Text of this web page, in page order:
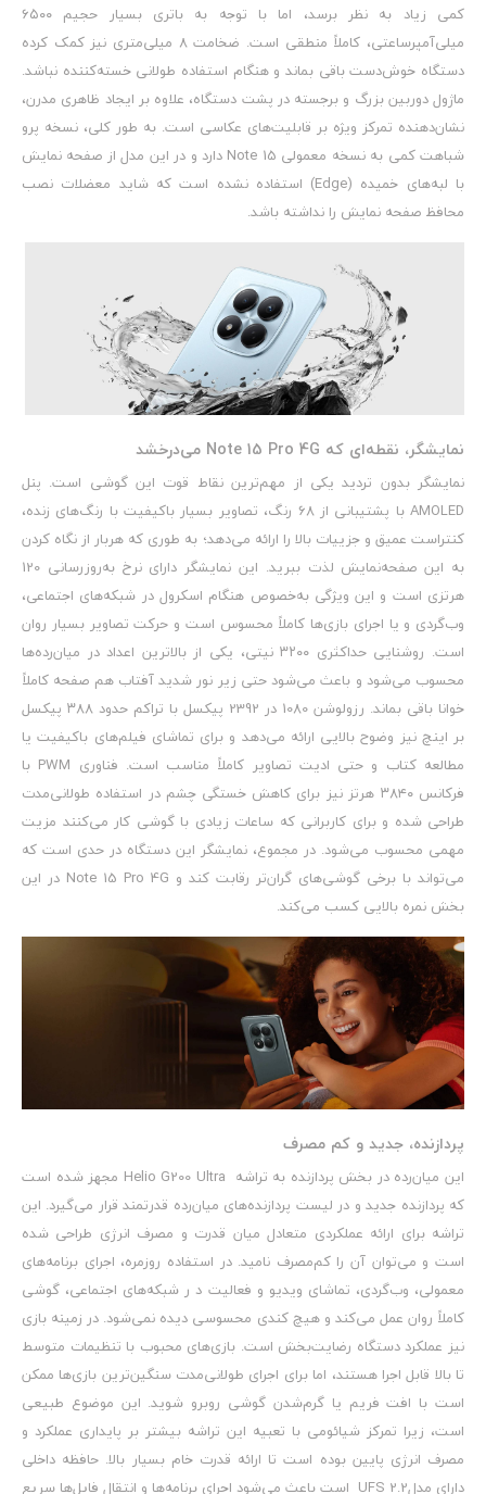
کمی زیاد به نظر برسد، اما با توجه به باتری بسیار حجیم ۶۵۰۰
میلی‌آمپرساعتی، کاملاً منطقی است. ضخامت ۸ میلی‌متری نیز کمک کرده
دستگاه خوش‌دست باقی بماند و هنگام استفاده طولانی خسته‌کننده نباشد.
ماژول دوربین بزرگ و برجسته در پشت دستگاه، علاوه بر ایجاد ظاهری مدرن،
نشان‌دهنده تمرکز ویژه بر قابلیت‌های عکاسی است. به طور کلی، نسخه پرو
شباهت کمی به نسخه معمولی Note 15 دارد و در این مدل از صفحه نمایش
با لبه‌های خمیده (Edge) استفاده نشده است که شاید معضلات نصب
محافظ صفحه نمایش را نداشته باشد.
نمایشگر، نقطه‌ای که Note 15 Pro 4G می‌درخشد
نمایشگر بدون تردید یکی از مهم‌ترین نقاط قوت این گوشی است. پنل
AMOLED با پشتیبانی از 68 رنگ‌، تصاویر بسیار باکیفیت با رنگ‌های زنده،
کنتراست عمیق و جزییات بالا را ارائه می‌دهد؛ به طوری که هربار از نگاه کردن
به این صفحه‌نمایش لذت ببرید. این نمایشگر دارای نرخ به‌روزرسانی 120
هرتزی است و این ویژگی به‌خصوص هنگام اسکرول در شبکه‌های اجتماعی،
وب‌گردی و یا اجرای بازی‌ها کاملاً محسوس است و حرکت تصاویر بسیار روان
است. روشنایی حداکثری ۳۲۰۰ نیتی، یکی از بالاترین اعداد در میان‌رده‌ها
محسوب می‌شود و باعث می‌شود حتی زیر نور شدید آفتاب هم صفحه کاملاً
خوانا باقی بماند. رزولوشن 1080 در 2392 پیکسل با تراکم حدود ۳۸۸ پیکسل
بر اینچ نیز وضوح بالایی ارائه می‌دهد و برای تماشای فیلم‌های باکیفیت یا
مطالعه کتاب و حتی ادیت تصاویر کاملاً مناسب است. فناوری PWM با
فرکانس ۳۸۴۰ هرتز نیز برای کاهش خستگی چشم در استفاده طولانی‌مدت
طراحی شده و برای کاربرانی که ساعات زیادی با گوشی کار می‌کنند مزیت
مهمی محسوب می‌شود. در مجموع، نمایشگر این دستگاه در حدی است که
می‌تواند با برخی گوشی‌های گران‌تر رقابت کند و Note 15 Pro 4G در این
بخش نمره بالایی کسب می‌کند.
پردازنده، جدید و کم مصرف
این میان‌رده در بخش پردازنده به تراشه Helio G200 Ultra مجهز شده است
که پردازنده جدید و در لیست پردازنده‌های میان‌رده قدرتمند قرار می‌گیرد. این
تراشه برای ارائه عملکردی متعادل میان قدرت و مصرف انرژی طراحی شده
است و می‌توان آن را کم‌مصرف نامید. در استفاده روزمره، اجرای برنامه‌های
معمولی، وب‌گردی، تماشای ویدیو و فعالیت د ر شبکه‌های اجتماعی، گوشی
کاملاً روان عمل می‌کند و هیچ کندی محسوسی دیده نمی‌شود. در زمینه بازی
نیز عملکرد دستگاه رضایت‌بخش است. بازی‌های محبوب با تنظیمات متوسط
تا بالا قابل اجرا هستند، اما برای اجرای طولانی‌مدت سنگین‌ترین بازی‌ها ممکن
است با افت فریم یا گرم‌شدن گوشی روبرو شوید. این موضوع طبیعی
است، زیرا تمرکز شیائومی با تعبیه این تراشه بیشتر بر پایداری عملکرد و
مصرف انرژی پایین بوده است تا ارائه قدرت خام بسیار بالا. حافظه داخلی
دارای مدلUFS 2.2 است باعث می‌شود اجرای برنامه‌ها و انتقال فایل‌ها سریع